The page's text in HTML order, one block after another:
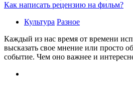
Как написать рецензию на фильм?
Культура Разное
Каждый из нас время от времени
высказать свое мнение или просто
событие. Чем оно важнее и